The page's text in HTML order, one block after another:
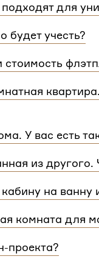
для
будет учесть?
поделиться
каждого этажа.
для квартир и
У вас есть
этажей,
из другого.
за комнату.
на ванну
комната для
проекта?